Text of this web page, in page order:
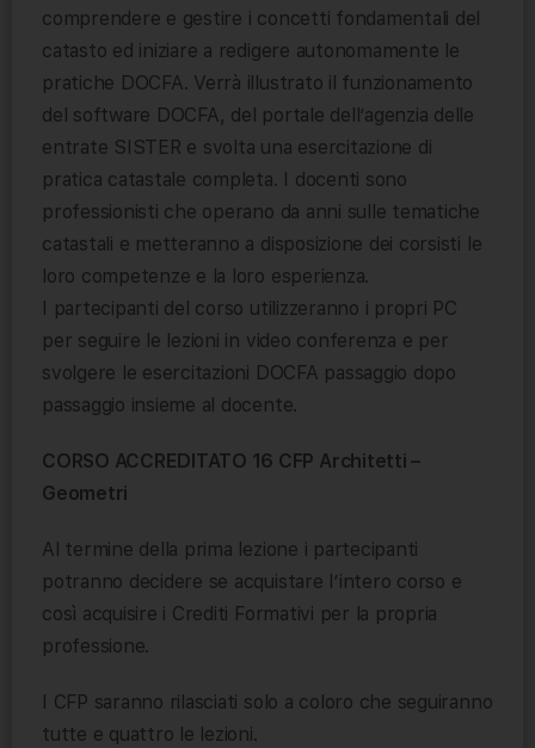
comprendere e gestire i concetti fondamentali del
catasto ed iniziare a redigere autonomamente le
pratiche DOCFA. Verrà illustrato il funzionamento
del software DOCFA, del portale dell’agenzia delle
entrate SISTER e svolta una esercitazione di
pratica catastale completa. I docenti sono
professionisti che operano da anni sulle tematiche
catastali e metteranno a disposizione dei corsisti le
loro competenze e la loro esperienza.
I partecipanti del corso utilizzeranno i propri PC
per seguire le lezioni in video conferenza e per
svolgere le esercitazioni DOCFA passaggio dopo
passaggio insieme al docente.
CORSO ACCREDITATO 16 CFP Architetti –
Geometri
Al termine della prima lezione i partecipanti
potranno decidere se acquistare l’intero corso e
così acquisire i Crediti Formativi per la propria
professione.
I CFP saranno rilasciati solo a coloro che seguiranno
tutte e quattro le lezioni.